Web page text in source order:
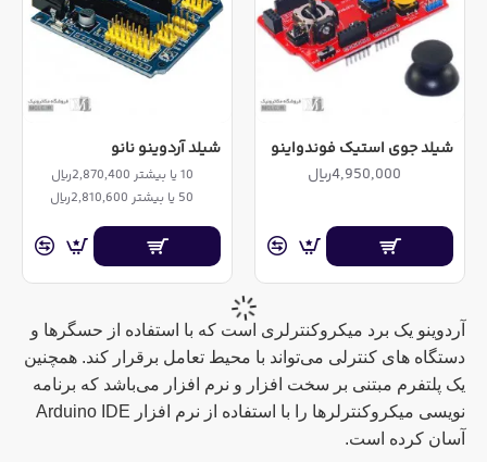
آردوینو یک برد میکروکنترلری است که با استفاده از حسگرها و
دستگاه های کنترلی می‌تواند با محیط تعامل برقرار کند. همچنین
یک پلتفرم مبتنی بر سخت افزار و نرم افزار می‌باشد که برنامه
نویسی میکروکنترلرها را با استفاده از نرم افزار Arduino IDE
آسان کرده است.
شیلد جوی استیک فوندواینو
4,950,000ریال
شیلد آردوینو نانو
10 یا بیشتر 2,870,400ریال
50 یا بیشتر 2,810,600ریال